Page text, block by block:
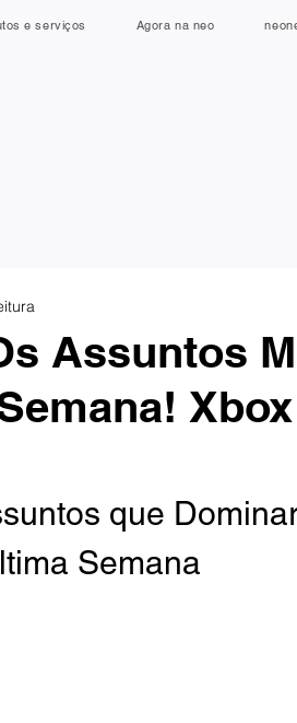
e serviços Agora na neo
Assuntos
que
Semana